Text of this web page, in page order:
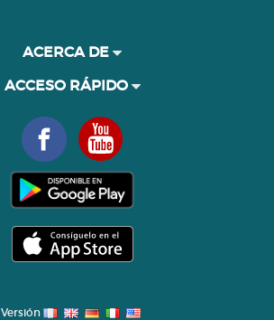
ACERCA DE
ACCESO RÁPIDO
Versión